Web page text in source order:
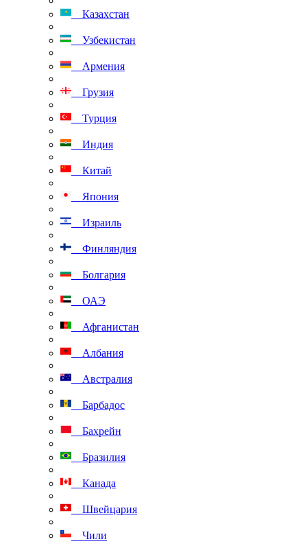
Казахстан
Узбекистан
Армения
Грузия
Турция
Индия
Китай
Япония
Израиль
Финляндия
Болгария
ОАЭ
Афганистан
Албания
Австралия
Барбадос
Бахрейн
Бразилия
Канада
Швейцария
Чили